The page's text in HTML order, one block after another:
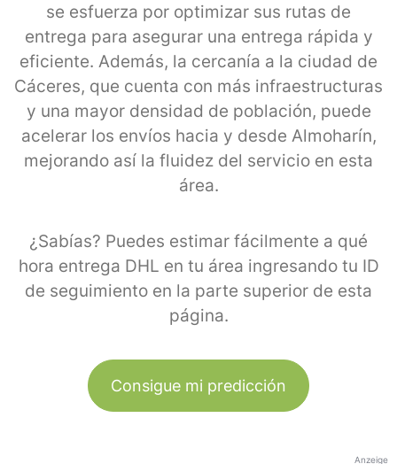
se esfuerza por optimizar sus rutas de
entrega para asegurar una entrega rápida y
eficiente. Además, la cercanía a la ciudad de
Cáceres, que cuenta con más infraestructuras
y una mayor densidad de población, puede
acelerar los envíos hacia y desde Almoharín,
mejorando así la fluidez del servicio en esta
área.
¿Sabías? Puedes estimar fácilmente a qué
hora entrega DHL en tu área ingresando tu ID
de seguimiento en la parte superior de esta
página.
Consigue mi predicción
Anzeige